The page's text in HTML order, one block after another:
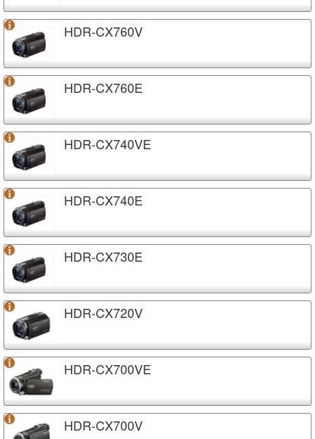
HDR-CX760V
HDR-CX760E
HDR-CX740VE
HDR-CX740E
HDR-CX730E
HDR-CX720V
HDR-CX700VE
HDR-CX700V